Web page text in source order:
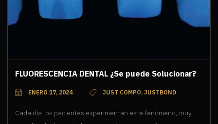
FLUORESCENCIA DENTAL ¿Se puede Solucionar?
ENERO 17, 2024 JUST COMPO, JUSTBOND
Cada día los pacientes experimentan este fenómeno, muy